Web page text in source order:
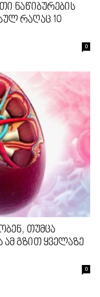
ნაწიბურების
რაღაც 10
0
თუმცა
ამ გზით ყველაზე
0